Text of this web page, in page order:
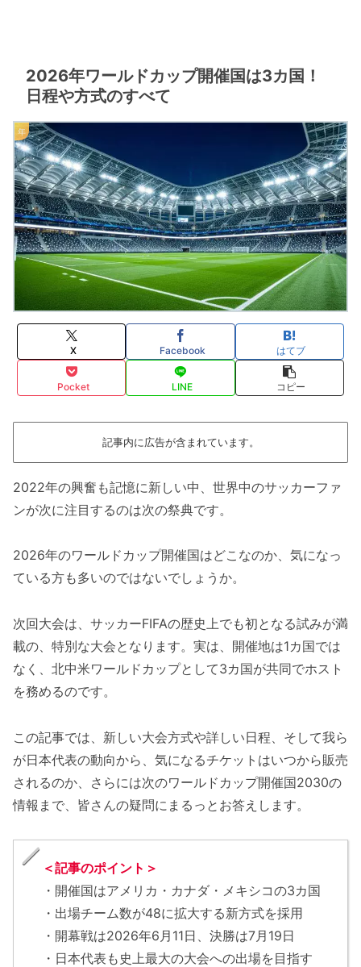
2026年ワールドカップ開催国は3カ国！
日程や方式のすべて
年
X Facebook はてブ
Pocket LINE コピー
記事内に広告が含まれています。
2022年の興奮も記憶に新しい中、世界中のサッカーファ
ンが次に注目するのは次の祭典です。
2026年のワールドカップ開催国はどこなのか、気になっ
ている方も多いのではないでしょうか。
次回大会は、サッカーFIFAの歴史上でも初となる試みが満
載の、特別な大会となります。実は、開催地は1カ国では
なく、北中米ワールドカップとして3カ国が共同でホスト
を務めるのです。
この記事では、新しい大会方式や詳しい日程、そして我ら
が日本代表の動向から、気になるチケットはいつから販売
されるのか、さらには次のワールドカップ開催国2030の
情報まで、皆さんの疑問にまるっとお答えします。
＜記事のポイント＞
・開催国はアメリカ・カナダ・メキシコの3カ国
・出場チーム数が48に拡大する新方式を採用
・開幕戦は2026年6月11日、決勝は7月19日
・日本代表も史上最大の大会への出場を目指す